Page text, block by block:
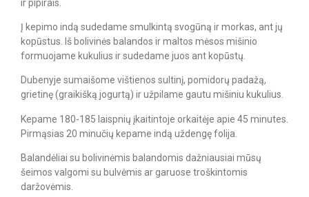
ir pipirais.
Į kepimo indą sudedame smulkintą svogūną ir morkas, ant jų
kopūstus. Iš bolivinės balandos ir maltos mėsos mišinio
formuojame kukulius ir sudedame juos ant kopūstų.
Dubenyje sumaišome vištienos sultinį, pomidorų padažą,
grietinę (graikišką jogurtą) ir užpilame gautu mišiniu kukulius.
Kepame 180-185 laispnių įkaitintoje orkaitėje apie 45 minutes.
Pirmąsias 20 minučių kepame indą uždengę folija.
Balandėliai su bolivinėmis balandomis dažniausiai mūsų
šeimos valgomi su bulvėmis ar garuose troškintomis
daržovėmis.